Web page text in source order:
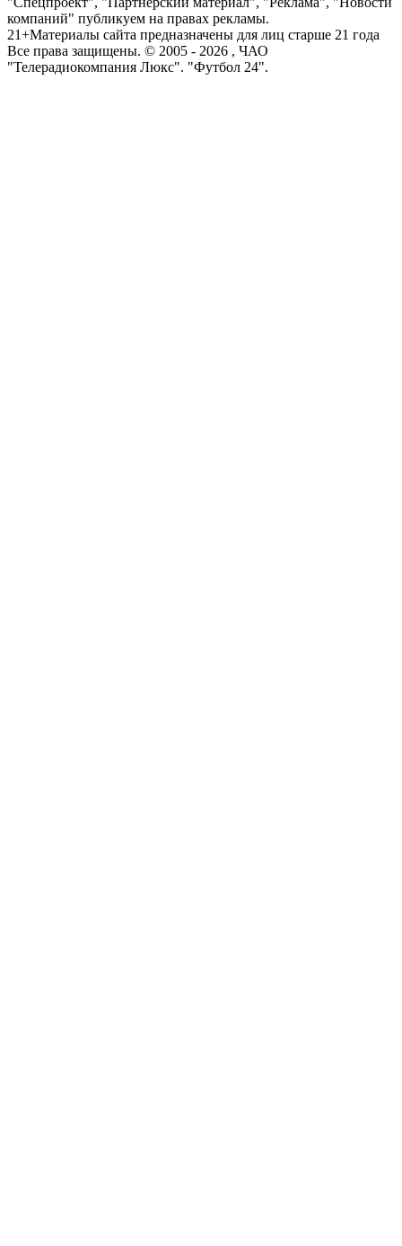
компаний" публикуем на правах рекламы.
21+Материалы сайта предназначены для лиц старше 21 года
Все права защищены. © 2005 - 2026 , ЧАО
"Телерадиокомпания Люкс". "Футбол 24".